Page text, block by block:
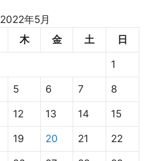
2022年5月
木 金 土 日
1
5 6 7 8
12 13 14 15
19 20 21 22